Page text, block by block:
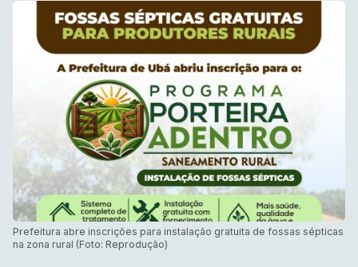
Prefeitura abre inscrições para instalação gratuita de fossas sépticas
na zona rural (Foto: Reprodução)